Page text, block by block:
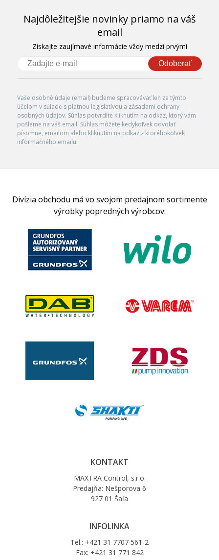
Najdôležitejšie novinky priamo na váš
email
Získajte zaujímavé informácie vždy medzi prvými
Odoberať
Vaše osobné údaje (email) budeme spracovávať len za týmto
účelom v súlade s platnou legislatívou a zásadami ochrany
osobných údajov. Súhlas potvrdíte kliknutím na odkaz, ktorý vám
pošleme na váš email. Súhlas môžete kedykoľvek odvolať
písomne, emailom alebo kliknutím na odkaz z ktoréhokoľvek
informačného emailu.
Divízia obchodu má vo svojom predajnom sortimente
výrobky popredných výrobcov:
KONTAKT
MAXTRA Control, s.r.o.
Predajňa: Nešporova 6
927 01 Šaľa
INFOLINKA
Tel.: +421 31 7707 561-2
Fax: +421 31 771 842